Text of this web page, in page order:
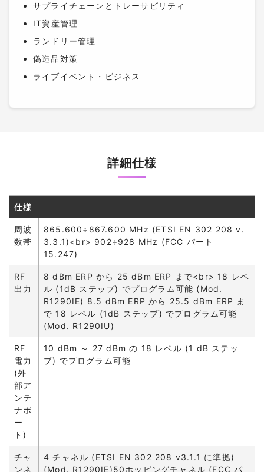
サプライチェーンとトレーサビリティ
IT資産管理
ランドリー管理
偽造品対策
ライブイベント・ビジネス
詳細仕様
仕様
周波
数帯
865.600÷867.600 MHz (ETSI EN 302 208 v.
3.3.1)<br> 902÷928 MHz (FCC パート
15.247)
RF
出力
8 dBm ERP から 25 dBm ERP まで<br> 18 レベ
ル (1dB ステップ) でプログラム可能 (Mod.
R1290IE) 8.5 dBm ERP から 25.5 dBm ERP ま
で 18 レベル (1dB ステップ) でプログラム可能
(Mod. R1290IU)
RF
電力
(外
部ア
ンテ
ナポ
ー
ト)
10 dBm ～ 27 dBm の 18 レベル (1 dB ステッ
プ) でプログラム可能
チャ
ンネ
4 チャネル (ETSI EN 302 208 v3.1.1 に準拠)
(Mod. R1290IE)50ホッピングチャネル (FCC パ